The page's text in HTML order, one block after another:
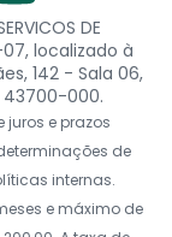
DE
07, localizado à
142 - Sala 06,
43700-000.
juros e prazos
de
internas.
e máximo de